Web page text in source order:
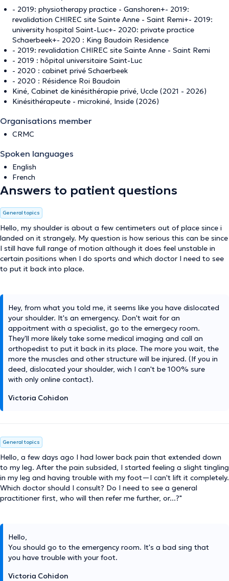
- 2019: physiotherapy practice - Ganshoren+- 2019:
revalidation CHIREC site Sainte Anne - Saint Remi+- 2019:
university hospital Saint-Luc+- 2020: private practice
Schaerbeek+- 2020 : King Baudoin Residence
- 2019: revalidation CHIREC site Sainte Anne - Saint Remi
- 2019 : hôpital universitaire Saint-Luc
- 2020 : cabinet privé Schaerbeek
- 2020 : Résidence Roi Baudoin
Kiné, Cabinet de kinésithérapie privé, Uccle (2021 - 2026)
Kinésithérapeute - microkiné, Inside (2026)
Organisations member
CRMC
Spoken languages
English
French
Answers to patient questions
General topics
Hello, my shoulder is about a few centimeters out of place since i
landed on it strangely. My question is how serious this can be since
I still have full range of motion although it does feel unstable in
certain positions when I do sports and which doctor I need to see
to put it back into place.
Hey, from what you told me, it seems like you have dislocated
your shoulder. It's an emergency. Don't wait for an
appoitment with a specialist, go to the emergecy room.
They'll more likely take some medical imaging and call an
orthopedist to put it back in its place. The more you wait, the
more the muscles and other structure will be injured. (If you in
deed, dislocated your shoulder, wich I can't be 100% sure
with only online contact).
Victoria Cohidon
General topics
Hello, a few days ago I had lower back pain that extended down
to my leg. After the pain subsided, I started feeling a slight tingling
in my leg and having trouble with my foot—I can't lift it completely.
Which doctor should I consult? Do I need to see a general
practitioner first, who will then refer me further, or...?"
Hello,
You should go to the emergency room. It's a bad sing that
you have trouble with your foot.
Victoria Cohidon